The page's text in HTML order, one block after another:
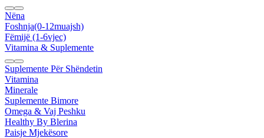
Nëna
Foshnja(0-12muajsh)
Fëmijë (1-6vjec)
Vitamina & Suplemente
Suplemente Për Shëndetin
Vitamina
Minerale
Suplemente Bimore
Omega & Vaj Peshku
Healthy By Blerina
Paisje Mjekësore